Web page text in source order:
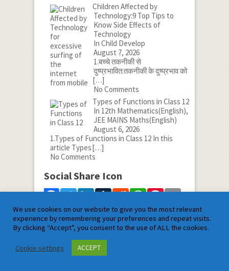
Children Affected by
Technology:9 Top Tips to
Know Side Effects of
Technology
In Child Develop
August 7, 2026
1.बच्चे तकनीकी से
दुष्प्रभावित:तकनीकी के दुष्प्रभाव को
[…]
No Comments
Types of Functions in Class 12
In 12th Mathematics(English),
JEE MAINS Maths(English)
August 6, 2026
1.Types of Functions in Class 12 In this
article Types[…]
No Comments
Social Share Icon
Facebook
Twitter
LinkedIn
Tumblr
Reddit
WhatsApp
Pinterest
Email
Share
Satyam Mathematics
We use cookies on our website to give you the most relevant
experience by remembering your preferences and repeat visits.
By clicking “Accept”, you consent to the use of ALL the cookies.
Cookie settings ACCEPT